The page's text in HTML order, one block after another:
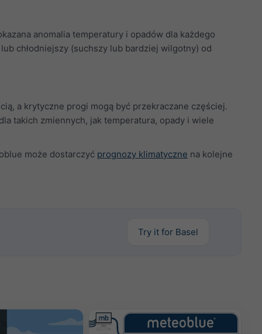
anomalia temperatury i opadów dla każdego
chłodniejszy (suchszy lub bardziej wilgotny) od
a krytyczne progi mogą być przekraczane częściej.
takich zmiennych, jak temperatura, opady i wiele
może dostarczyć prognozy klimatyczne na kolejne
Try it for Basel